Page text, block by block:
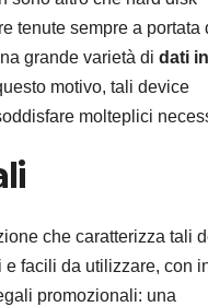
tenute sempre a portata
grande varietà di dati in
motivo, tali device
molteplici
che caratterizza tali
facili da utilizzare, con
promozionali: una